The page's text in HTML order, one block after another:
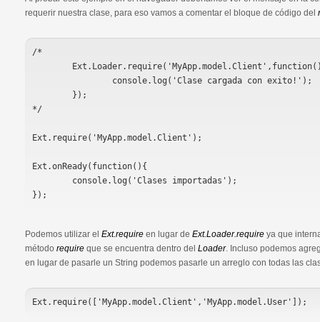
requerir nuestra clase, para eso vamos a comentar el bloque de código del
/*
*/
Ext.require('MyApp.model.Client');
Ext.onReady(function(){
});
Podemos utilizar el Ext.require en lugar de Ext.Loader.require ya que
método require que se encuentra dentro del Loader. Incluso podemos
en lugar de pasarle un String podemos pasarle un arreglo con todas las
Ext.require(['MyApp.model.Client','MyApp.model.User']);